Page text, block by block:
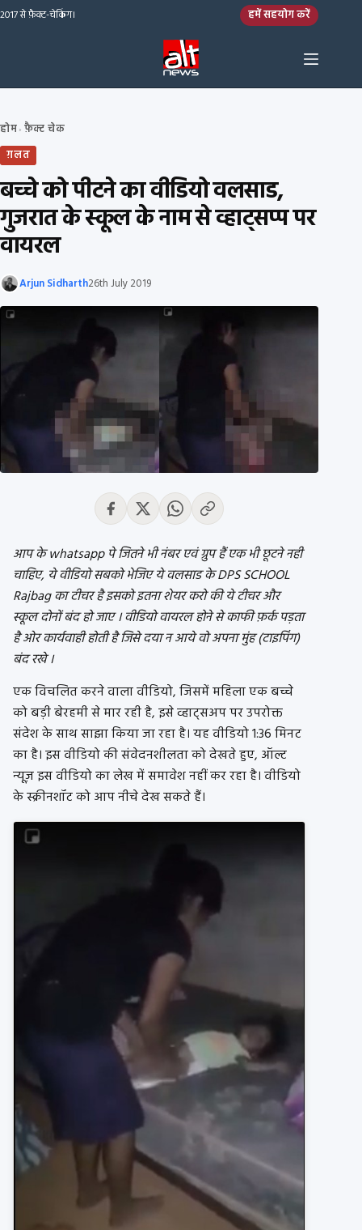
Skip to content
2017 से फ़ैक्ट-चेकिंग। हमें सहयोग करें
होम› फ़ैक्ट चेक
ग़लत
बच्चे को पीटने का वीडियो वलसाड,
गुजरात के स्कूल के नाम से व्हाट्सप्प पर
वायरल
Arjun Sidharth26th July 2019
आप के whatsapp पे जितने भी नंबर एवं ग्रुप हैं एक भी छूटने नही
चाहिए, ये वीडियो सबको भेजिए ये वलसाड के DPS SCHOOL
Rajbag का टीचर है इसको इतना शेयर करो की ये टीचर और
स्कूल दोनों बंद हो जाए । वीडियो वायरल होने से काफी फ़र्क पड़ता
है ओर कार्यवाही होती है जिसे दया न आये वो अपना मुंह (टाइपिंग)
बंद रखे ।
एक विचलित करने वाला वीडियो, जिसमें महिला एक बच्चे
को बड़ी बेरहमी से मार रही है, इसे व्हाट्सअप पर उपरोक्त
संदेश के साथ साझा किया जा रहा है। यह वीडियो 1:36 मिनट
का है। इस वीडियो की संवेदनशीलता को देखते हुए, ऑल्ट
न्यूज़ इस वीडियो का लेख में समावेश नहीं कर रहा है। वीडियो
के स्क्रीनशॉट को आप नीचे देख सकते हैं।